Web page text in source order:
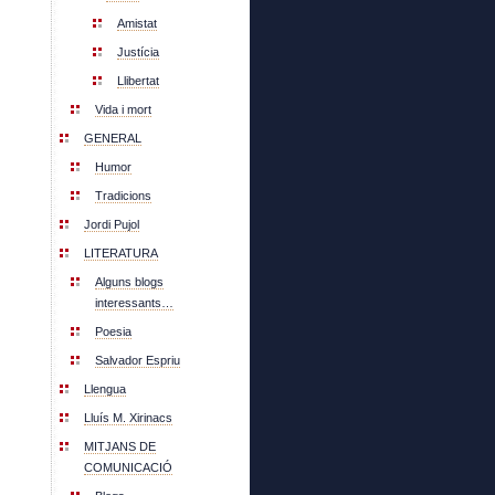
Amistat
Justícia
Llibertat
Vida i mort
GENERAL
Humor
Tradicions
Jordi Pujol
LITERATURA
Alguns blogs
interessants…
Poesia
Salvador Espriu
Llengua
Lluís M. Xirinacs
MITJANS DE
COMUNICACIÓ